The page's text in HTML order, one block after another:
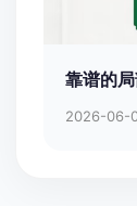
靠谱的
2026-06-